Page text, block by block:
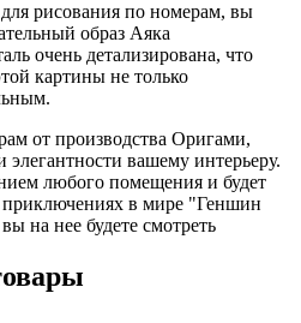
рисования по номерам, вы
образ Аяка
очень детализирована, что
картины не только
от производства Оригами,
элегантности вашему интерьеру.
любого помещения и будет
в мире "Геншин
на нее будете смотреть